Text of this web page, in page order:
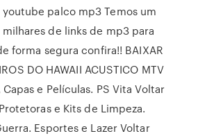
palco mp3 Temos um
de links de mp3 para
forma segura confira!! BAIXAR
DO HAWAII ACUSTICO MTV
Capas e Películas. PS Vita Voltar
e Kits de Limpeza.
Esportes e Lazer Voltar